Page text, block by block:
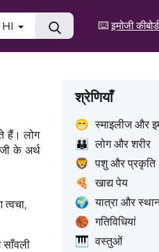
⌨️इमोजी कीबोर्ड
HI
हैं। लोग
के अर्थ
त्वचा,
साँवली
श्रेणियाँ
😁 स्माइलीज और
👪
लोग और शरीर
🦁 पशु और प्रकृति
🍕
खाद्य पेय
🌍 यात्रा और
🏀 गतिविधियां
🎹 वस्तुओं